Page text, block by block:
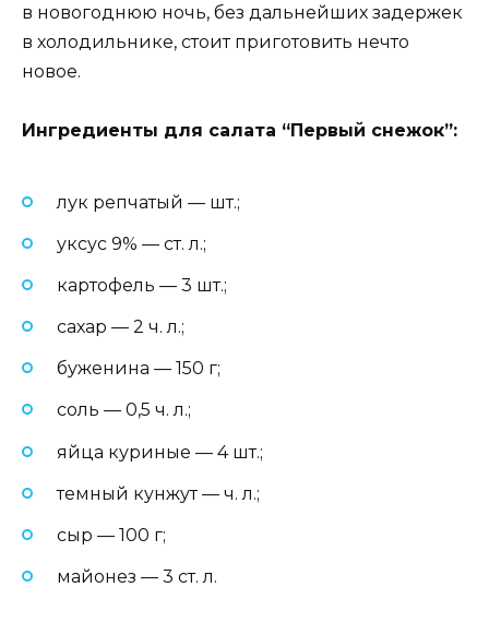
в новогоднюю ночь, без дальнейших задержек
в холодильнике, стоит приготовить нечто
новое.
Ингредиенты для салата “Первый снежок”:
лук репчатый — шт.;
уксус 9% — ст. л.;
картофель — 3 шт.;
сахар — 2 ч. л.;
буженина — 150 г;
соль — 0,5 ч. л.;
яйца куриные — 4 шт.;
темный кунжут — ч. л.;
сыр — 100 г;
майонез — 3 ст. л.